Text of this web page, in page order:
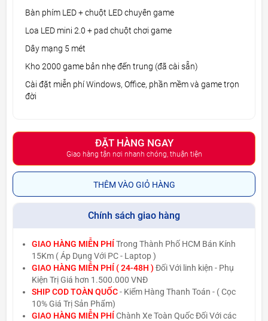
Bàn phím LED + chuột LED chuyên game
Loa LED mini 2.0 + pad chuột chơi game
Dây mạng 5 mét
Kho 2000 game bản nhẹ đến trung (đã cài sẵn)
Cài đặt miễn phí Windows, Office, phần mềm và game trọn
đời
ĐẶT HÀNG NGAY
Giao hàng tận nơi nhanh chóng, thuận tiện
THÊM VÀO GIỎ HÀNG
Chính sách giao hàng
GIAO HÀNG MIỄN PHÍ Trong Thành Phố HCM Bán Kính
15Km ( Áp Dụng Với PC - Laptop )
GIAO HÀNG MIỄN PHÍ ( 24-48H ) Đối Với linh kiện - Phụ
Kiện Trị Giá hơn 1.500.000 VNĐ
SHIP COD TOÀN QUỐC- Kiểm Hàng Thanh Toán - ( Cọc
10% Giá Trị Sản Phẩm)
GIAO HÀNG MIỄN PHÍ Chành Xe Toàn Quốc Đối Với các